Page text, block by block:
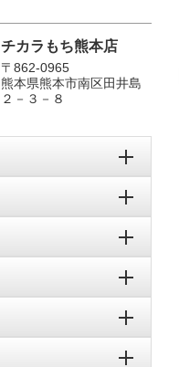
チカラもち熊本店
〒862-0965
熊本県熊本市南区田井島
２－３－８